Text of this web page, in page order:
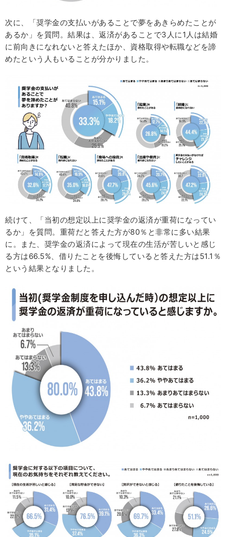
次に、「奨学金の支払いがあることで夢をあきらめたことが
あるか」を質問。結果は、返済があることで3人に1人は結婚
に前向きになれないと答えたほか、資格取得や転職などを諦
めたという人もいることが分かりました。
続けて、「当初の想定以上に奨学金の返済が重荷になってい
るか」を質問。重荷だと答えた方が80％と非常に多い結果
に。また、奨学金の返済によって現在の生活が苦しいと感じ
る方は66.5%、借りたことを後悔していると答えた方は51.1％
という結果となりました。